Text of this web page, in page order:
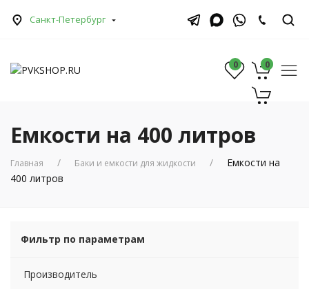
Санкт-Петербург
0 0
0
Емкости на 400 литров
Главная Баки и емкости для жидкости
Емкости на
400 литров
Фильтр по параметрам
Производитель